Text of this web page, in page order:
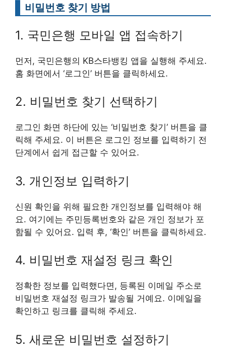
비밀번호 찾기 방법
1. 국민은행 모바일 앱 접속하기
먼저, 국민은행의 KB스타뱅킹 앱을 실행해 주세요.
홈 화면에서 ‘로그인’ 버튼을 클릭하세요.
2. 비밀번호 찾기 선택하기
로그인 화면 하단에 있는 ‘비밀번호 찾기’ 버튼을 클
릭해 주세요. 이 버튼은 로그인 정보를 입력하기 전
단계에서 쉽게 접근할 수 있어요.
3. 개인정보 입력하기
신원 확인을 위해 필요한 개인정보를 입력해야 해
요. 여기에는 주민등록번호와 같은 개인 정보가 포
함될 수 있어요. 입력 후, ‘확인’ 버튼을 클릭하세요.
4. 비밀번호 재설정 링크 확인
정확한 정보를 입력했다면, 등록된 이메일 주소로
비밀번호 재설정 링크가 발송될 거예요. 이메일을
확인하고 링크를 클릭해 주세요.
5. 새로운 비밀번호 설정하기